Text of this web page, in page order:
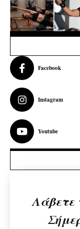
Facebook
Instagram
Youtube
Λάβετε